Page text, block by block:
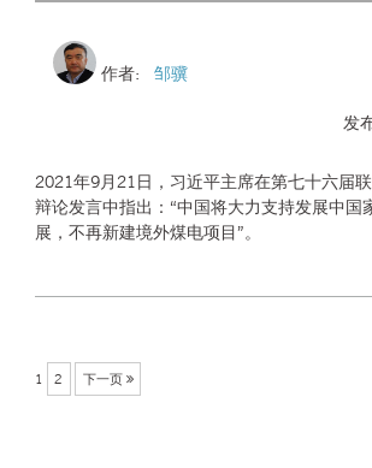
作者: 邹骥
发
2021年9月21日，习近平主席在第七十六届
辩论发言中指出：“中国将大力支持发展中国
展，不再新建境外煤电项目”。
1 2 下一页